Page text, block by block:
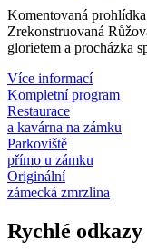
Komentovaná
Zrekonstruovaná
glorietem a procházka
Více informací
Kompletní program
Restaurace
a kavárna na zámku
Parkoviště
přímo u zámku
Originální
zámecká zmrzlina
Rychlé odkazy